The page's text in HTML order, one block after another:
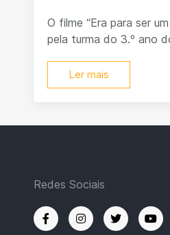
O filme “Era para ser
pela turma do 3.º ano
Ler mais
Redes Sociais